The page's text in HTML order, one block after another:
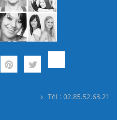
Tél : 02.85.52.63.21